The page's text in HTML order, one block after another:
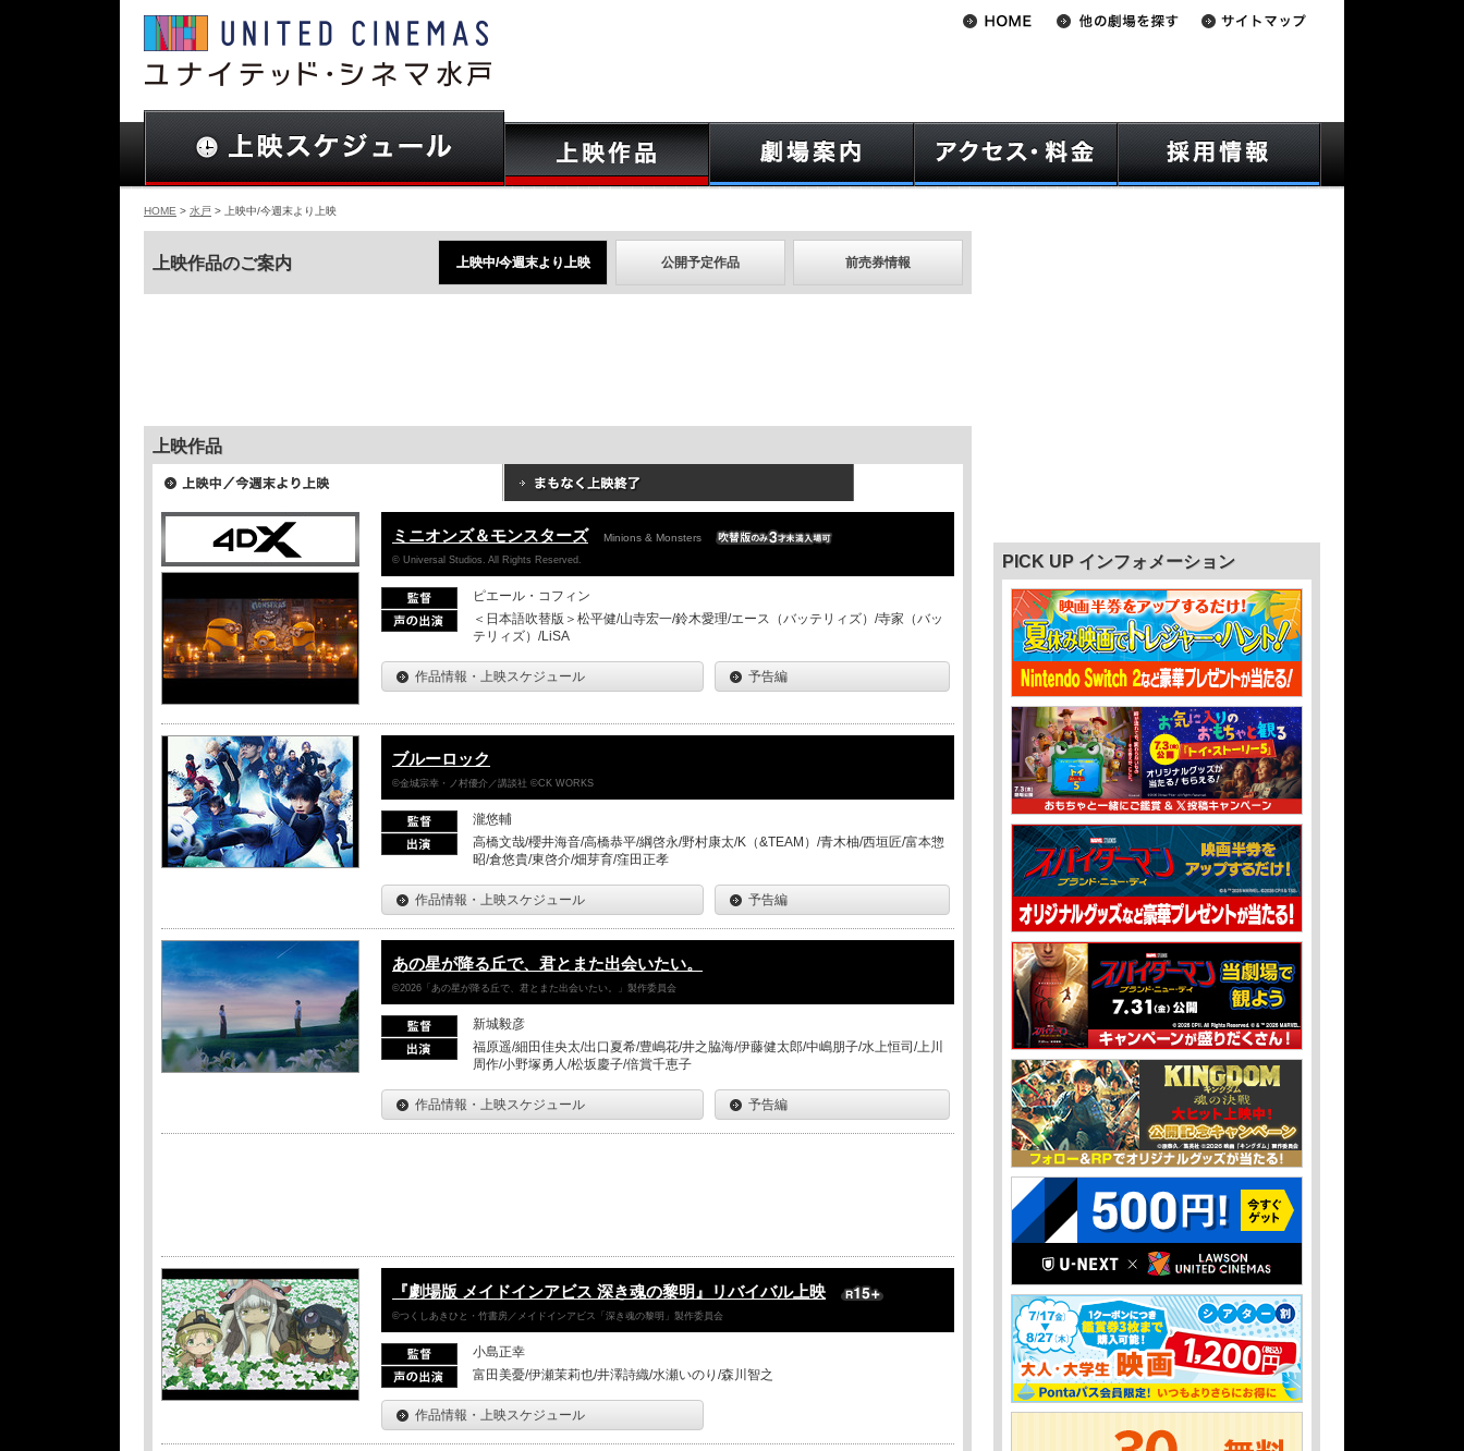
HOME > 水戸 > 上映中/今週末より上映
上映作品のご案内 上映中/今週末より上映 公開予定作品 前売券情報
上映作品
ミニオンズ＆モンスターズ Minions & Monsters
© Universal Studios. All Rights Reserved.
ピエール・コフィン
＜日本語吹替版＞松平健/山寺宏一/鈴木愛理/エース（バッテリィズ）/寺家（バッ
テリィズ）/LiSA
作品情報・上映スケジュール 予告編
ブルーロック
©金城宗幸・ノ村優介／講談社 ©CK WORKS
瀧悠輔
高橋文哉/櫻井海音/高橋恭平/綱啓永/野村康太/K（&TEAM）/青木柚/西垣匠/富本惣
昭/倉悠貴/東啓介/畑芽育/窪田正孝
作品情報・上映スケジュール 予告編
あの星が降る丘で、君とまた出会いたい。
©2026「あの星が降る丘で、君とまた出会いたい。」製作委員会
新城毅彦
福原遥/細田佳央太/出口夏希/豊嶋花/井之脇海/伊藤健太郎/中嶋朋子/水上恒司/上川
周作/小野塚勇人/松坂慶子/倍賞千恵子
作品情報・上映スケジュール 予告編
『劇場版 メイドインアビス 深き魂の黎明』リバイバル上映
©つくしあきひと・竹書房／メイドインアビス「深き魂の黎明」製作委員会
小島正幸
富田美憂/伊瀬茉莉也/井澤詩織/水瀬いのり/森川智之
作品情報・上映スケジュール
PICK UP インフォメーション